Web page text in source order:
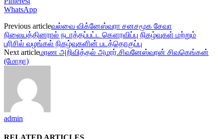
WhatsApp
Previous articleவல்வை விக்னேஸ்வரா சனசமூக சேவா
நிலையத்தினரால் நடாத்தப்பட்ட கௌரவிப்பு நிகழ்வுகள் மற்றும்
பரிசில் வழங்கல் நிகழ்வுகளின் படத்தொகுப்பு
Next articleமரண அறிவித்தல் அமரர்.சிவனேஸ்வரன் சிவகெங்கன்
(மோறா)
admin
RELATED ARTICLES